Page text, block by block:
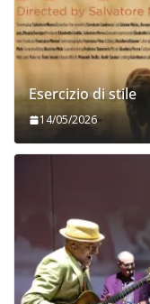
Esercizio di stile
14/05/2026